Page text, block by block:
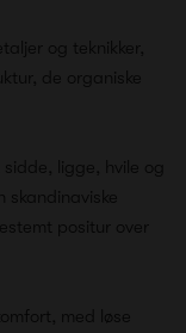
og teknikker,
de organiske
ligge, hvile og
positur over
med løse